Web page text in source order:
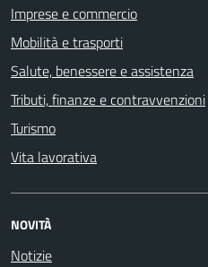
Imprese e commercio
Mobilità e trasporti
Salute, benessere e assistenza
Tributi, finanze e contravvenzioni
Turismo
Vita lavorativa
NOVITÀ
Notizie